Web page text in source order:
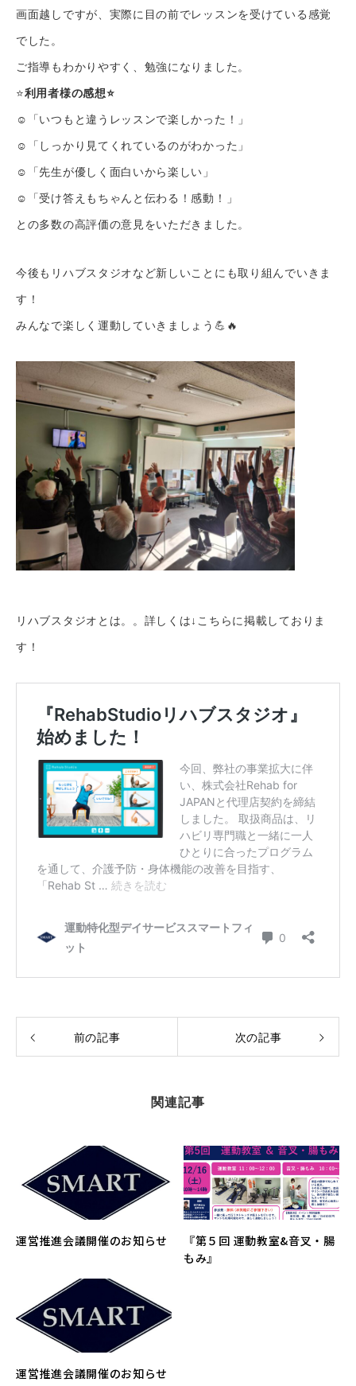
画面越しですが、実際に目の前でレッスンを受けている感覚
でした。
ご指導もわかりやすく、勉強になりました。
⭐️利用者様の感想⭐️
☺︎「いつもと違うレッスンで楽しかった！」
☺︎「しっかり見てくれているのがわかった」
☺︎「先生が優しく面白いから楽しい」
☺︎「受け答えもちゃんと伝わる！感動！」
との多数の高評価の意見をいただきました。
今後もリハブスタジオなど新しいことにも取り組んでいきま
す！
みんなで楽しく運動していきましょう💪🔥
リハブスタジオとは。。詳しくは↓こちらに掲載しておりま
す！
前の記事 次の記事
関連記事
運営推進会議開催のお知らせ
『第５回 運動教室&音叉・腸
もみ』
運営推進会議開催のお知らせ